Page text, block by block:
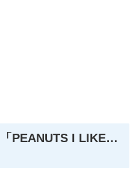
「PEANUTS I LIKE…